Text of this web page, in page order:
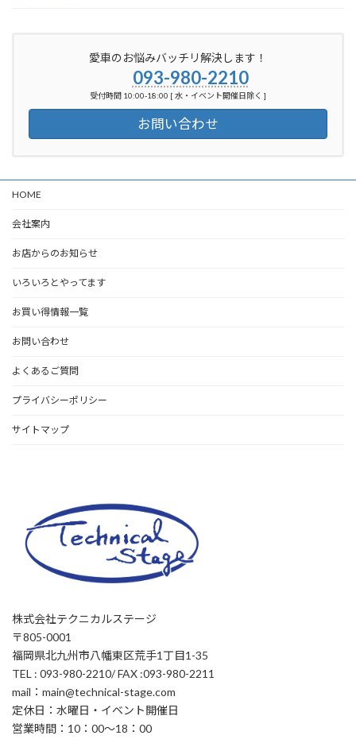
愛車のお悩みバッチリ解決します！
093-980-2210
受付時間 10:00-18:00 [ 水・イベント開催日除く ]
お問い合わせ
HOME
会社案内
お店からのお知らせ
いろいろとやってます
お買い得情報一覧
お問い合わせ
よくあるご質問
プライバシーポリシー
サイトマップ
株式会社テクニカルステージ
〒805-0001
福岡県北九州市八幡東区荒手1丁目1-35
TEL : 093-980-2210/ FAX :093-980-2211
mail：main@technical-stage.com
定休日：水曜日・イベント開催日
営業時間：10：00～18：00